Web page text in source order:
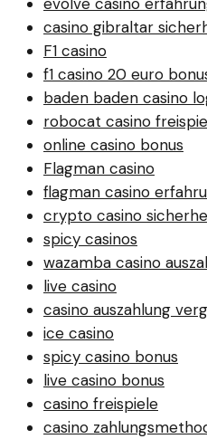
evolve casino
casino gibraltar
F1 casino
f1 casino 20 euro
baden baden casino
robocat casino
online casino bonus
Flagman casino
flagman casino
crypto casino
spicy casinos
wazamba casino
live casino
casino auszahlung
ice casino
spicy casino bonus
live casino bonus
casino freispiele
casino